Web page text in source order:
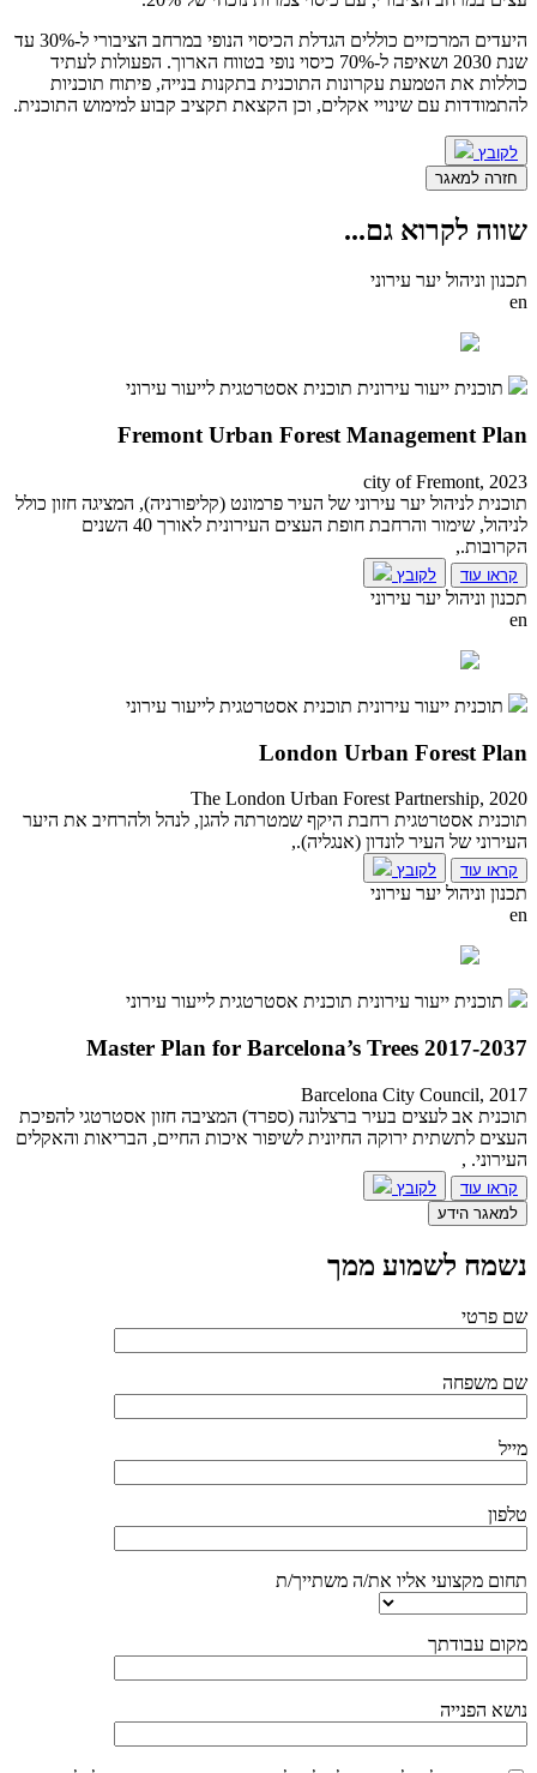
היעדים המרכזיים כוללים הגדלת הכיסוי הנופי במרחב הציבורי ל-30% עד
שנת 2030 ושאיפה ל-70% כיסוי נופי בטווח הארוך. הפעולות לעתיד
כוללות את הטמעת עקרונות התוכנית בתקנות בנייה, פיתוח תוכניות
להתמודדות עם שינויי אקלים, וכן הקצאת תקציב קבוע למימוש התוכנית.
לקובץ
חזרה למאגר
שווה לקרוא גם...
תכנון וניהול יער עירוני
en
תוכנית ייעור עירונית תוכנית אסטרטגית לייעור עירוני
Fremont Urban Forest Management Plan
city of Fremont, 2023
תוכנית לניהול יער עירוני של העיר פרמונט (קליפורניה), המציגה חזון כולל
לניהול, שימור והרחבת חופת העצים העירונית לאורך 40 השנים
הקרובות.,
קראו עוד לקובץ
תכנון וניהול יער עירוני
en
תוכנית ייעור עירונית תוכנית אסטרטגית לייעור עירוני
London Urban Forest Plan
The London Urban Forest Partnership, 2020
תוכנית אסטרטגית רחבת היקף שמטרתה להגן, לנהל ולהרחיב את היער
העירוני של העיר לונדון (אנגליה).,
קראו עוד לקובץ
תכנון וניהול יער עירוני
en
תוכנית ייעור עירונית תוכנית אסטרטגית לייעור עירוני
Master Plan for Barcelona’s Trees 2017-2037
Barcelona City Council, 2017
תוכנית אב לעצים בעיר ברצלונה (ספרד) המציבה חזון אסטרטגי להפיכת
העצים לתשתית ירוקה החיונית לשיפור איכות החיים, הבריאות והאקלים
העירוני. ,
קראו עוד
לקובץ
למאגר הידע
נשמח לשמוע ממך
שם פרטי
שם משפחה
מייל
טלפון
תחום מקצועי אליו את/ה משתייך/ת
מקום עבודתך
נושא הפנייה